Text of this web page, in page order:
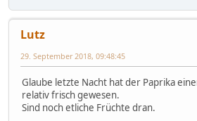
Lutz
29. September 2018, 09:48:45
Glaube letzte Nacht hat der Paprika
relativ frisch gewesen.
Sind noch etliche Früchte dran.